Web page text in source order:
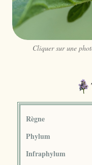
Cliquer sur une
Règne
Phylum
Infraphylum